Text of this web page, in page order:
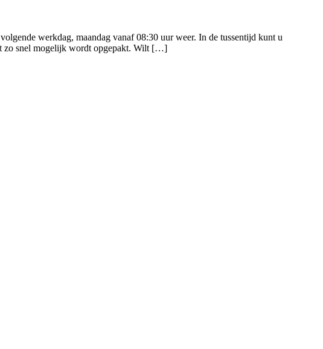
werkdag, maandag vanaf 08:30 uur weer. In de tussentijd kunt u
zo snel mogelijk wordt opgepakt. Wilt […]